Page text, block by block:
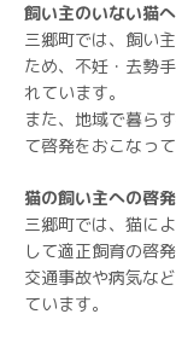
飼い主のいない猫
三郷町では、飼い
ため、不妊・去勢
れています。
また、地域で暮ら
て啓発をおこなって
猫の飼い主への啓発
三郷町では、猫に
して適正飼育の啓
交通事故や病気な
ています。